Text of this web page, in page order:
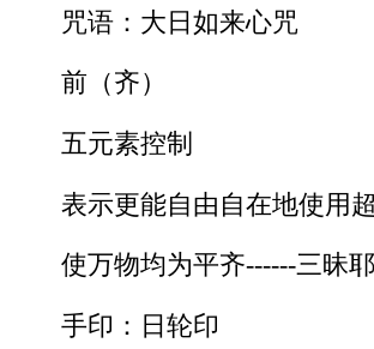
咒语：大日如来心咒
前（齐）
五元素控制
表示更能自由自在地使用超
使万物均为平齐------三昧
手印：日轮印